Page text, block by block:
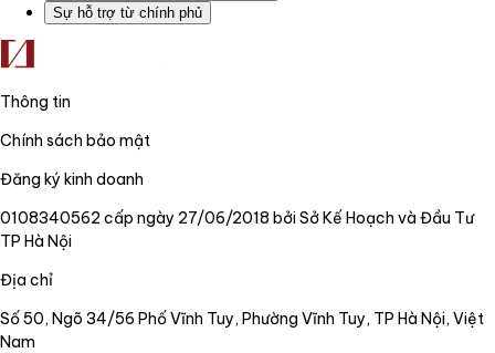
Sự hỗ trợ từ chính phủ
Thông tin
Chính sách bảo mật
Đăng ký kinh doanh
0108340562 cấp ngày 27/06/2018 bởi Sở Kế Hoạch và Đầu Tư
TP Hà Nội
Địa chỉ
Số 50, Ngõ 34/56 Phố Vĩnh Tuy, Phường Vĩnh Tuy, TP Hà Nội, Việt
Nam